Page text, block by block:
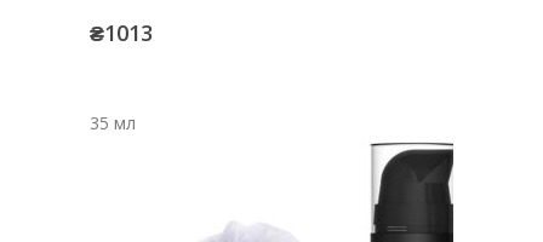
₴1013
35 мл